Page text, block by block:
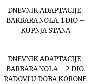
DNEVNIK ADAPTACIJE:
BARBARA NOLA. 1 DIO –
KUPNJA STANA
DNEVNIK ADAPTACIJE:
BARBARA NOLA – 2 DIO.
RADOVI U DOBA KORONE